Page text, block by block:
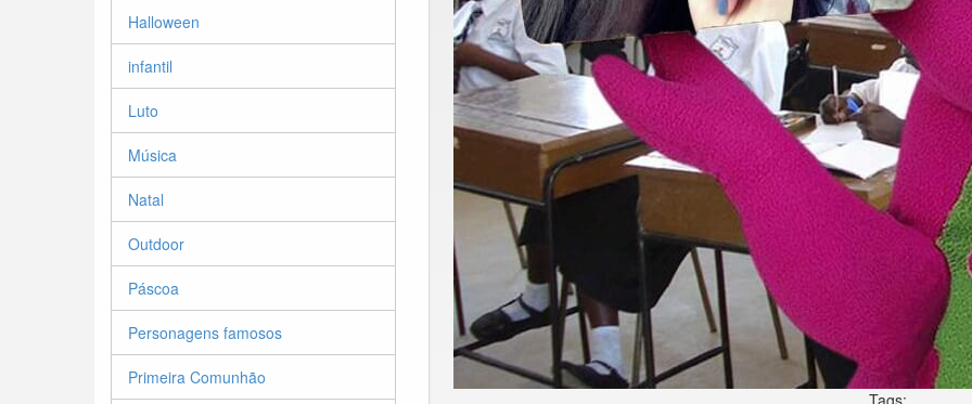
Halloween
infantil
Luto
Música
Natal
Outdoor
Páscoa
Personagens famosos
Primeira Comunhão
Tags: